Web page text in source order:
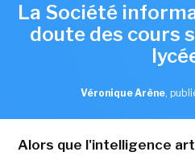
La Société
doute des cours
Véronique Arène,
Alors que l'intelligence